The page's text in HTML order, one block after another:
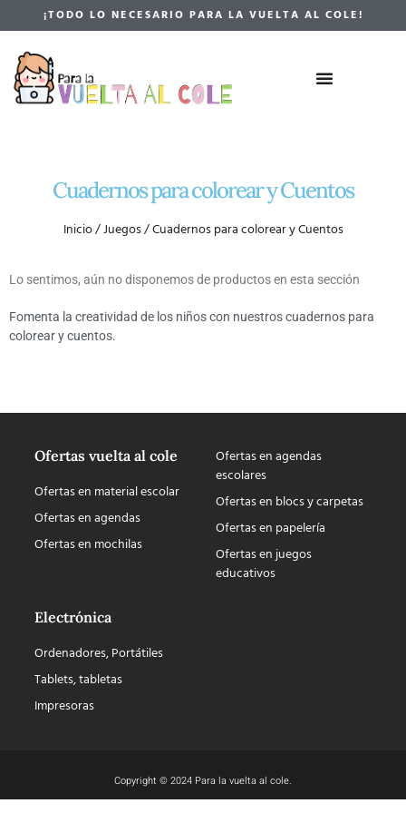
¡TODO LO NECESARIO PARA LA VUELTA AL COLE!
Cuadernos para colorear y Cuentos
Inicio/Juegos/ Cuadernos para colorear y Cuentos
Lo sentimos, aún no disponemos de productos en esta sección
Fomenta la creatividad de los niños con nuestros cuadernos para
colorear y cuentos.
Ofertas vuelta al cole
Ofertas en material escolar
Ofertas en agendas
Ofertas en mochilas
Ofertas en agendas
escolares
Ofertas en blocs y carpetas
Ofertas en papelería
Ofertas en juegos
educativos
Electrónica
Ordenadores, Portátiles
Tablets, tabletas
Impresoras
Copyright © 2024 Para la vuelta al cole.